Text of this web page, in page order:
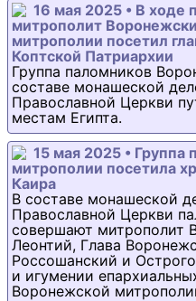
16 мая 2025 • В ходе
митрополит
митрополии посетил
Коптской Патриархии
Группа паломников
составе монашеской
Православной Церкви
местам Египта.
15 мая 2025 •
митрополии посетила
Каира
В составе монашеской
Православной Церкви
совершают митрополит
Леонтий, Глава
Россошанский и
и игумении
Воронежской